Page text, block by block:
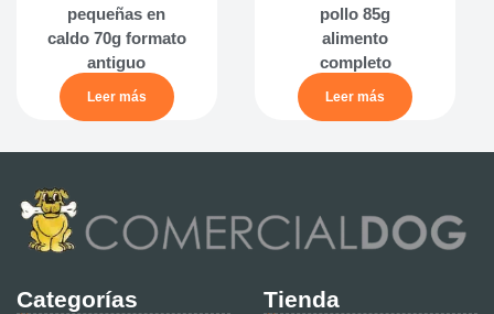
pequeñas en
caldo 70g formato
antiguo
Leer más
pollo 85g
alimento
completo
Leer más
Categorías Tienda